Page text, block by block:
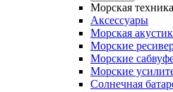
Морская техника
Аксессуары
Морская
Морские
Морские
Морские
Солнечная